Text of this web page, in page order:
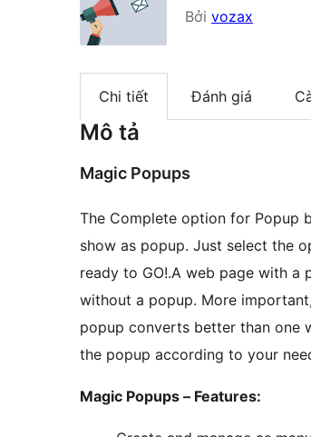
Bởi vozax
Chi tiết Đánh giá
Mô tả
Magic Popups
The Complete option for Popup
show as popup. Just select the
ready to GO!.A web page with a
without a popup. More
popup converts better than one
the popup according to your
Magic Popups – Features: